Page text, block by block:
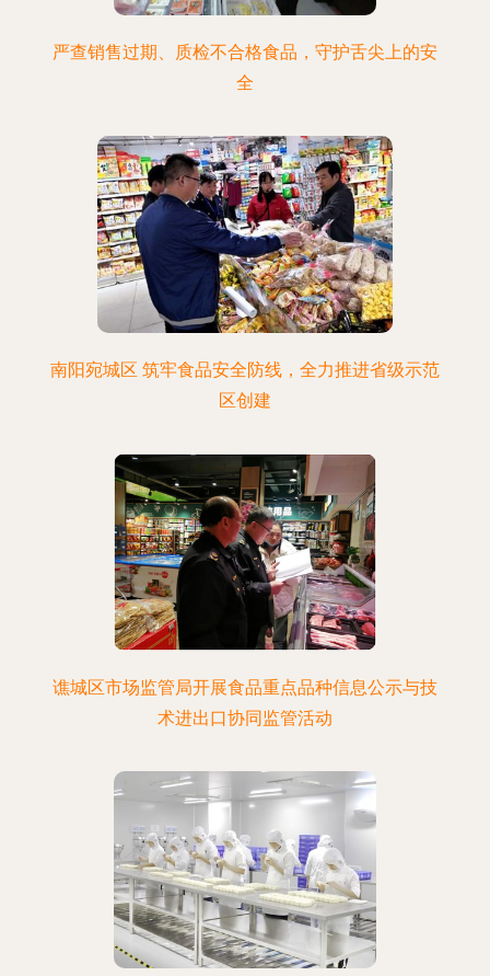
严查销售过期、质检不合格食品，守护舌尖上的安
全
南阳宛城区 筑牢食品安全防线，全力推进省级示范
区创建
谯城区市场监管局开展食品重点品种信息公示与技
术进出口协同监管活动